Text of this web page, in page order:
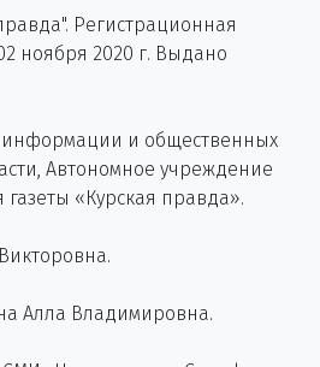
Регистрационная
ноября 2020 г. Выдано
информации и общественных
Автономное учреждение
«Курская правда».
Алла Владимировна.